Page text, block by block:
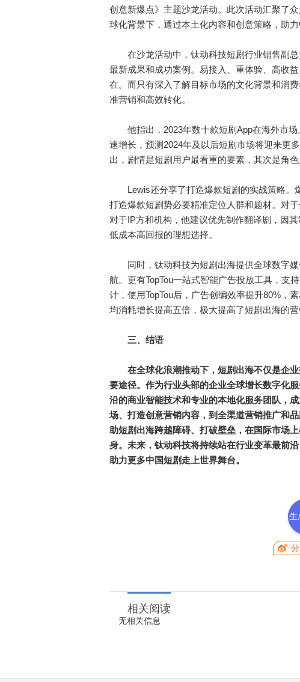
创意新爆点》主题沙龙活动。此次活动汇聚了
球化背景下，通过本土化内容和创意策略，助
在沙龙活动中，钛动科技短剧行业销售副总
最新成果和成功案例。易接入、重体验、高收
在。而只有深入了解目标市场的文化背景和消
准营销和高效转化。
他指出，2023年数十款短剧App在海外市场
速增长，预测2024年及以后短剧市场将迎来更
出，剧情是短剧用户最看重的要素，其次是角色
Lewis还分享了打造爆款短剧的实战策略。
打造爆款短剧势必要精准定位人群和题材。对
对于IP方和机构，他建议优先制作翻译剧，因
低成本高回报的理想选择。
同时，钛动科技为短剧出海提供全球数字媒
航。更有TopTou一站式智能广告投放工具，支
计，使用TopTou后，广告创编效率提升80%，
均消耗增长提高五倍，极大提高了短剧出海的营
三、结语
在全球化浪潮推动下，短剧出海不仅是企
要途径。作为行业头部的企业全球增长数字化
沿的商业智能技术和专业的本地化服务团队，
场、打造创意营销内容，到全渠道营销推广和
助短剧出海跨越障碍、打破壁垒，在国际市场
身。未来，钛动科技将持续站在行业变革最前
助力更多中国短剧走上世界舞台。
生
相关阅读
无相关信息